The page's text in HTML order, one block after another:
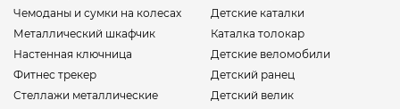
Чемоданы и сумки на колесах
Металлический шкафчик
Настенная ключница
Детские каталки
Каталка толокар
Детские веломобили
Фитнес трекер
Стеллажи металлические
Детский ранец
Детский велик